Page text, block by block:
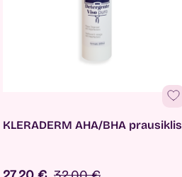
KLERADERM AHA/BHA prausiklis